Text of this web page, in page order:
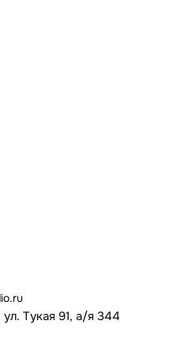
Тукая 91, а/я 344